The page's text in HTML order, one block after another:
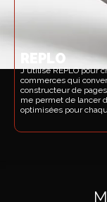
REPLO
J'utilise REPLO pour
commerces qui
constructeur de
me permet de lancer
optimisées pour